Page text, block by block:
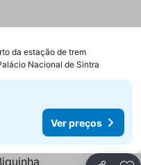
da estação de trem
Nacional de Sintra
Ver preços